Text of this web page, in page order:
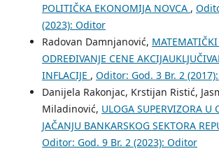
POLITIČKA EKONOMIJA NOVCA ,
(2023): Oditor
Radovan Damnjanović,
ODREĐIVANJE CENE
INFLACIJE , Oditor: God. 3 Br. 2
Danijela Rakonjac, Krstijan Ristić,
Miladinović, ULOGA SUPERVIZORA U
JAČANJU BANKARSKOG SEKTORA
Oditor: God. 9 Br. 2 (2023): Oditor